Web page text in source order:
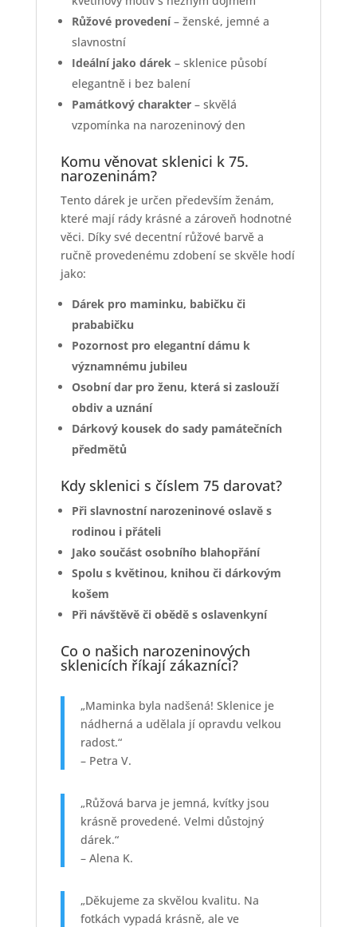
Růžové provedení– ženské, jemné a
slavnostní
Ideální jako dárek– sklenice působí
elegantně i bez balení
Památkový charakter– skvělá
vzpomínka na narozeninový den
Komu věnovat sklenici k 75.
narozeninám?
Tento dárek je určen především ženám,
které mají rády krásné a zároveň hodnotné
věci. Díky své decentní růžové barvě a
ručně provedenému zdobení se skvěle hodí
jako:
Dárek pro maminku, babičku či
prababičku
Pozornost pro elegantní dámu k
významnému jubileu
Osobní dar pro ženu, která si zaslouží
obdiv a uznání
Dárkový kousek do sady památečních
předmětů
Kdy sklenici s číslem 75 darovat?
Při slavnostní narozeninové oslavě s
rodinou i přáteli
Jako součást osobního blahopřání
Spolu s květinou, knihou či dárkovým
košem
Při návštěvě či obědě s oslavenkyní
Co o našich narozeninových
sklenicích říkají zákazníci?
„Maminka byla nadšená! Sklenice je
nádherná a udělala jí opravdu velkou
radost.“
– Petra V.
„Růžová barva je jemná, kvítky jsou
krásně provedené. Velmi důstojný
dárek.“
– Alena K.
„Děkujeme za skvělou kvalitu. Na
fotkách vypadá krásně, ale ve